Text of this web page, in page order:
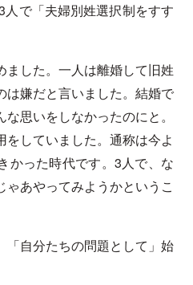
で「夫婦別姓選択制をすす
ました。一人は離婚して旧姓
は嫌だと言いました。結婚で
思いをしなかったのにと。
していました。通称は今よ
かった時代です。3人で、な
あやってみようかというこ
「自分たちの問題として」始